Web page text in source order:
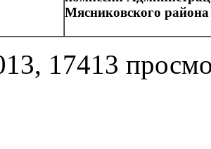
Мясниковского района
17413